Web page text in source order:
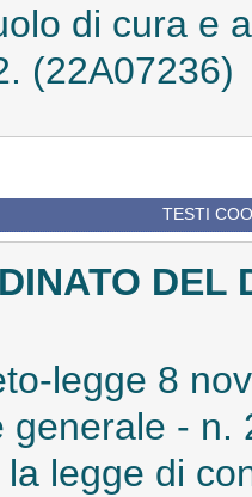
di cura e
(22A07236)
TESTI
legge 8
generale -
legge di